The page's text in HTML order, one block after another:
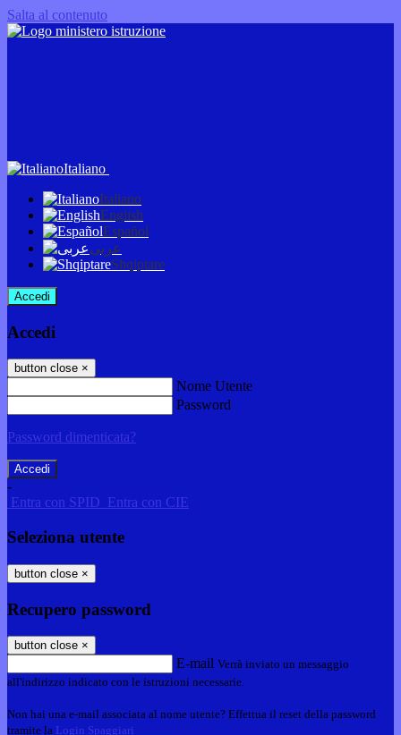
Salta al contenuto
Italiano
Italiano
English
Español
عربى
Shqiptare
Accedi
Accedi
button close ×
Nome Utente
Password
Password dimenticata?
-
Entra con SPID Entra con CIE
Seleziona utente
button close ×
Recupero password
button close ×
E-mail Verrà inviato un messaggio
all'indirizzo indicato con le istruzioni necessarie.
Non hai una e-mail associata al nome utente? Effettua il reset della password
tramite la Login Spaggiari